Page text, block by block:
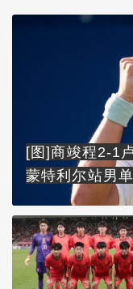
[图]商竣程2-1
蒙特利尔站男